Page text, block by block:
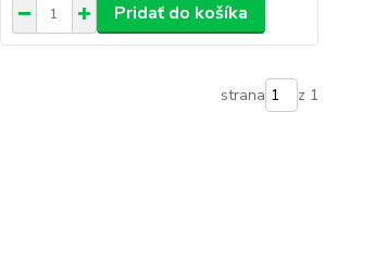
Pridať do košíka
strana z 1